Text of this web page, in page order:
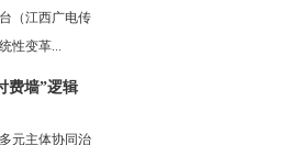
（江西广电传
性变革...
费墙”逻辑
元主体协同治